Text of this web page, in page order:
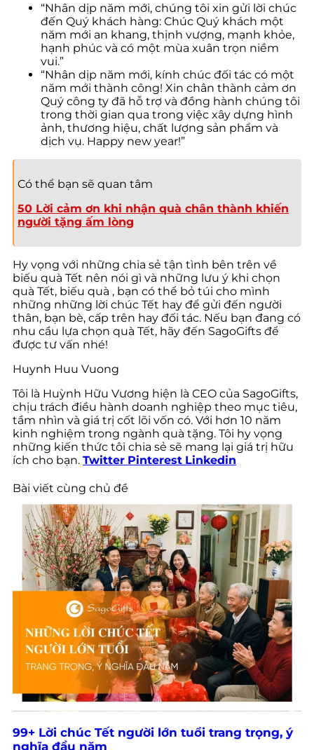
“Nhân dịp năm mới, chúng tôi xin gửi lời chúc
đến Quý khách hàng: Chúc Quý khách một
năm mới an khang, thịnh vượng, mạnh khỏe,
hạnh phúc và có một mùa xuân trọn niềm
vui.”
“Nhân dịp năm mới, kính chúc đối tác có một
năm mới thành công! Xin chân thành cảm ơn
Quý công ty đã hỗ trợ và đồng hành chúng tôi
trong thời gian qua trong việc xây dựng hình
ảnh, thương hiệu, chất lượng sản phẩm và
dịch vụ. Happy new year!”
Có thể bạn sẽ quan tâm
50 Lời cảm ơn khi nhận quà chân thành khiến
người tặng ấm lòng
Hy vọng với những chia sẻ tận tình bên trên về
biếu quà Tết nên nói gì và những lưu ý khi chọn
quà Tết, biếu quà , bạn có thể bỏ túi cho mình
những những lời chúc Tết hay để gửi đến người
thân, bạn bè, cấp trên hay đối tác. Nếu bạn đang có
nhu cầu lựa chọn quà Tết, hãy đến SagoGifts để
được tư vấn nhé!
Huynh Huu Vuong
Tôi là Huỳnh Hữu Vương hiện là CEO của SagoGifts,
chịu trách điều hành doanh nghiệp theo mục tiêu,
tầm nhìn và giá trị cốt lõi vốn có. Với hơn 10 năm
kinh nghiệm trong ngành quà tặng. Tôi hy vọng
những kiến thức tôi chia sẻ sẽ mang lại giá trị hữu
ích cho bạn. Twitter Pinterest Linkedin
Bài viết cùng chủ đề
99+ Lời chúc Tết người lớn tuổi trang trọng, ý
nghĩa đầu năm